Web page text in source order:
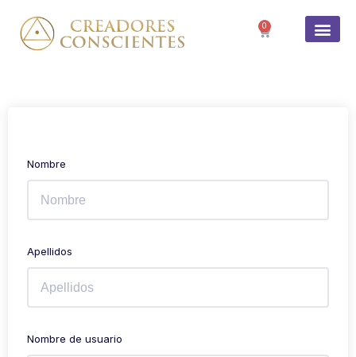
0
Nombre
Apellidos
Nombre de usuario